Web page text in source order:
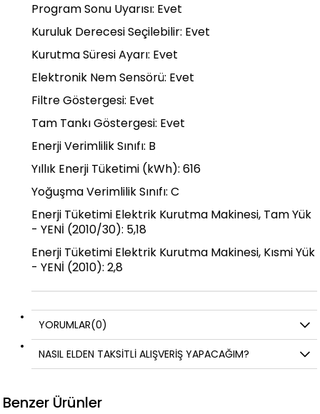
Program Sonu Uyarısı: Evet
Kuruluk Derecesi Seçilebilir: Evet
Kurutma Süresi Ayarı: Evet
Elektronik Nem Sensörü: Evet
Filtre Göstergesi: Evet
Tam Tankı Göstergesi: Evet
Enerji Verimlilik Sınıfı: B
Yıllık Enerji Tüketimi (kWh): 616
Yoğuşma Verimlilik Sınıfı: C
Enerji Tüketimi Elektrik Kurutma Makinesi, Tam Yük
- YENİ (2010/30): 5,18
Enerji Tüketimi Elektrik Kurutma Makinesi, Kısmi Yük
- YENİ (2010): 2,8
YORUMLAR(0)
NASIL ELDEN TAKSİTLİ ALIŞVERİŞ YAPACAĞIM?
Benzer Ürünler